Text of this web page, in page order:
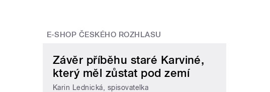
E-SHOP ČESKÉHO ROZHLASU
Závěr příběhu staré Karviné,
který měl zůstat pod zemí
Karin Lednická, spisovatelka